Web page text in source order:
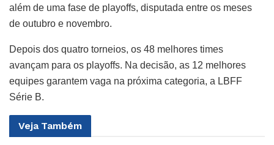
além de uma fase de playoffs, disputada entre os meses
de outubro e novembro.
Depois dos quatro torneios, os 48 melhores times
avançam para os playoffs. Na decisão, as 12 melhores
equipes garantem vaga na próxima categoria, a LBFF
Série B.
Veja Também